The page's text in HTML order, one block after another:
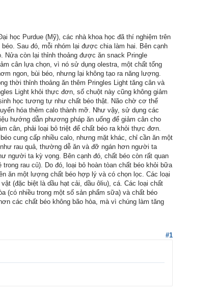
học Purdue (Mỹ), các nhà khoa học đã thí nghiệm trên
Sau đó, mỗi nhóm lại được chia làm hai. Bên cạnh
Nửa còn lại thỉnh thoảng được ăn snack Pringle
cân lựa chọn, vì nó sử dụng olestra, một chất tổng
ngon, bùi béo, nhưng lại không tạo ra năng lượng.
thời thỉnh thoảng ăn thêm Pringles Light tăng cân và
Light khỏi thực đơn, số chuột này cũng không giảm
học tương tự như chất béo thật. Não chờ cơ thể
hóa thêm calo thành mỡ. Như vậy, sử dụng các
hướng dẫn phương pháp ăn uống để giảm cân cho
cân, phải loại bỏ triệt để chất béo ra khỏi thực đơn.
cung cấp nhiều calo, nhưng mặt khác, chỉ cần ăn một
rau quả, thường dễ ăn và đỡ ngán hơn người ta
người ta kỳ vọng. Bên cạnh đó, chất béo còn rất quan
rau củ). Do đó, loại bỏ hoàn tòan chất béo khỏi bữa
ăn một lượng chất béo hợp lý và có chọn lọc. Các loại
(đặc biệt là dầu hạt cải, dầu ôliu), cá. Các loại chất
(có nhiều trong một số sản phẩm sữa) và chất béo
các chất béo không bão hòa, mà vì chúng làm tăng
#1